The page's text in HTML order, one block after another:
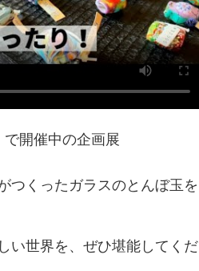
開催中の企画展
つくったガラスのとんぼ玉を
い世界を、ぜひ堪能してくだ